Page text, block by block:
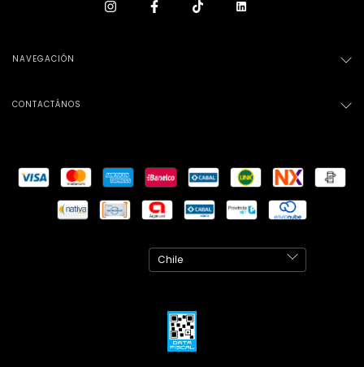
NAVEGACIÓN
CONTACTÁNOS